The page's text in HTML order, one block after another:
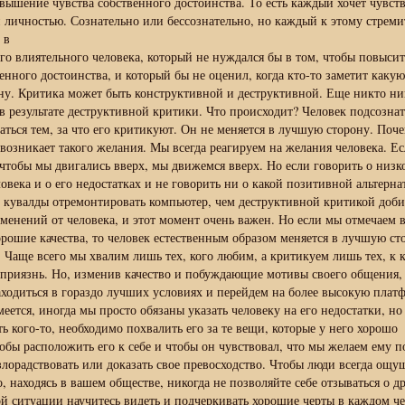
личностью. Сознательно или бессознательно, но каждый к этому
влиятельного человека, который не нуждался бы в том, чтобы
достоинства, и который бы не оценил, когда кто-то заметит
Критика может быть конструктивной и деструктивной. Еще никто
результате деструктивной критики. Что происходит? Человек
тем, за что его критикуют. Он не меняется в лучшую сторону.
такого желания. Мы всегда реагируем на желания человека.
мы двигались вверх, мы движемся вверх. Но если говорить о
и о его недостатках и не говорить ни о какой позитивной
отремонтировать компьютер, чем деструктивной критикой
от человека, и этот момент очень важен. Но если мы отмечаем
качества, то человек естественным образом меняется в лучшую
Чаще всего мы хвалим лишь тех, кого любим, а критикуем лишь тех, к
Но, изменив качество и побуждающие мотивы своего
в гораздо лучших условиях и перейдем на более высокую
иногда мы просто обязаны указать человеку на его недостатки,
кого-то, необходимо похвалить его за те вещи, которые у него хорошо
расположить его к себе и чтобы он чувствовал, что мы желаем ему
или доказать свое превосходство. Чтобы люди всегда
находясь в вашем обществе, никогда не позволяйте себе отзываться о
ситуации научитесь видеть и подчеркивать хорошие черты в каждом